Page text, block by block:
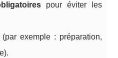
pour éviter les
exemple : préparation,